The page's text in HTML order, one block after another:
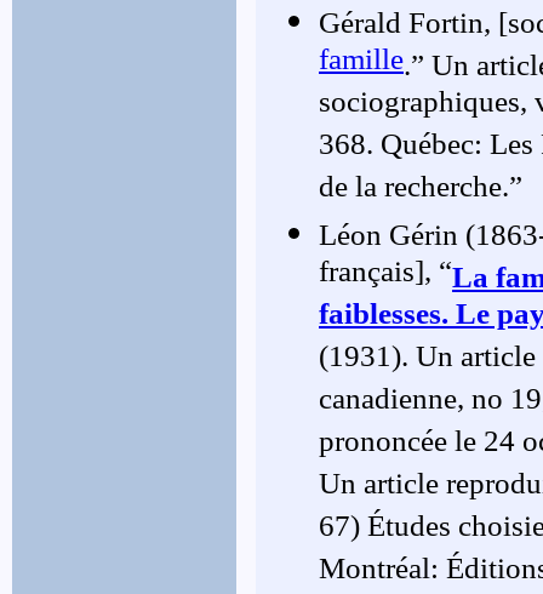
Gérald Fortin,
famille.” Un
sociographiques,
368. Québec:
de la recherche.”
Léon Gérin
français], “La
faiblesses. Le
(1931). Un
canadienne, no
prononcée le 24
Un article
67) Études
Montréal: